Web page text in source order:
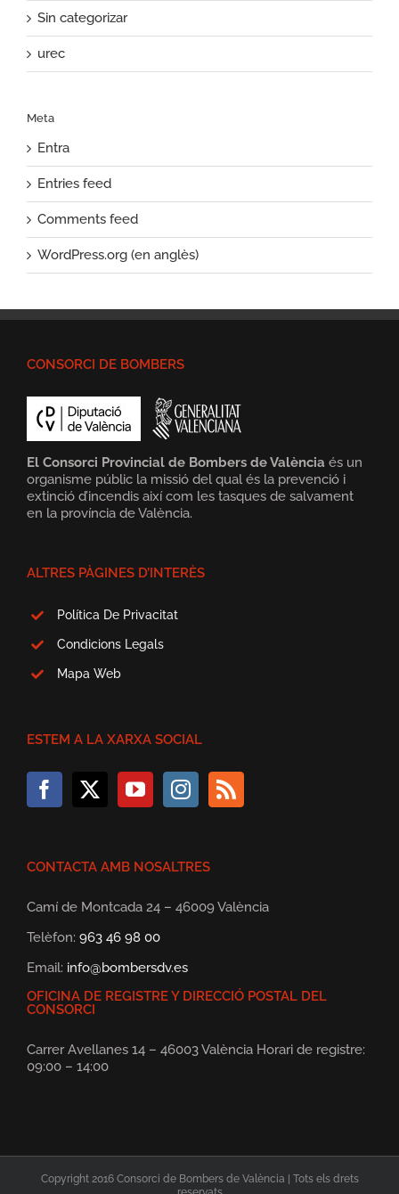
Sin categorizar
urec
Meta
Entra
Entries feed
Comments feed
WordPress.org (en anglès)
CONSORCI DE BOMBERS
El Consorci Provincial de Bombers de València és un
organisme públic la missió del qual és la prevenció i
extinció d’incendis així com les tasques de salvament
en la província de València.
ALTRES PÀGINES D’INTERÈS
Política De Privacitat
Condicions Legals
Mapa Web
ESTEM A LA XARXA SOCIAL
CONTACTA AMB NOSALTRES
Camí de Montcada 24 – 46009 València
Telèfon: 963 46 98 00
Email: info@bombersdv.es
OFICINA DE REGISTRE Y DIRECCIÓ POSTAL DEL
CONSORCI
Carrer Avellanes 14 – 46003 València Horari de registre:
09:00 – 14:00
Copyright 2016 Consorci de Bombers de València | Tots els drets